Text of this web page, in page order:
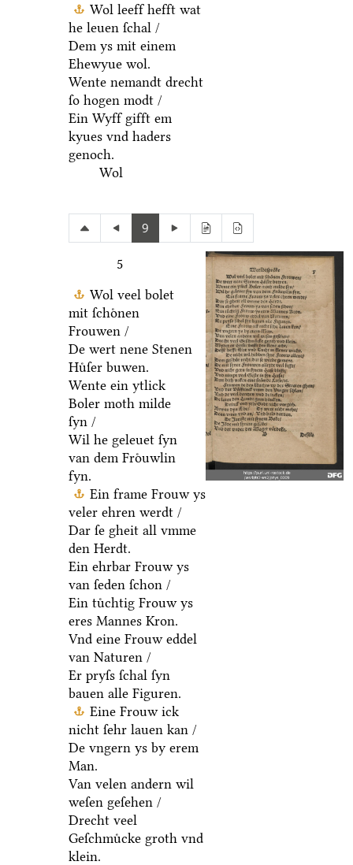
Wol leeff hefft wat
he leuen ſchal /
Dem ys mit einem
Ehewyue wol.
Wente nemandt drecht
ſo hogen modt /
Ein Wyff gifft em
kyues vnd haders
genoch.
Wol
9
5
Wol veel bolet
mit ſchoͤnen
Frouwen /
De wert nene Stenen
Huͤſer buwen.
Wente ein ytlick
Boler moth milde
ſyn /
Wil he geleuet ſyn
van dem Froͤuwlin
fyn.
Ein frame Frouw ys
veler ehren werdt /
Dar ſe gheit all vmme
den Herdt.
Ein ehrbar Frouw ys
van ſeden ſchon /
Ein tuͤchtig Frouw ys
eres Mannes Kron.
Vnd eine Frouw eddel
van Naturen /
Er pryſs ſchal ſyn
bauen alle Figuren.
Eine Frouw ick
nicht ſehr lauen kan /
De vngern ys by erem
Man.
Van velen andern wil
weſen geſehen /
Drecht veel
Geſchmuͤcke groth vnd
klein.